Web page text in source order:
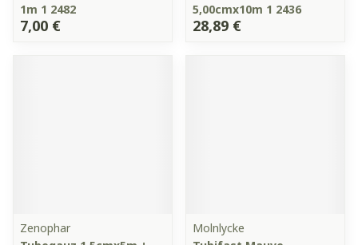
1m 1 2482
7,00 €
5,00cmx10m 1 2436
28,89 €
Zenophar
Molnlycke